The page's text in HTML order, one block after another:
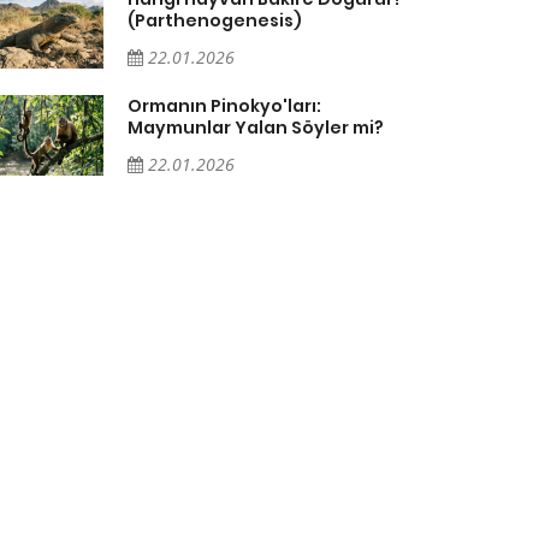
(Parthenogenesis)
22.01.2026
Ormanın Pinokyo'ları:
Maymunlar Yalan Söyler mi?
22.01.2026